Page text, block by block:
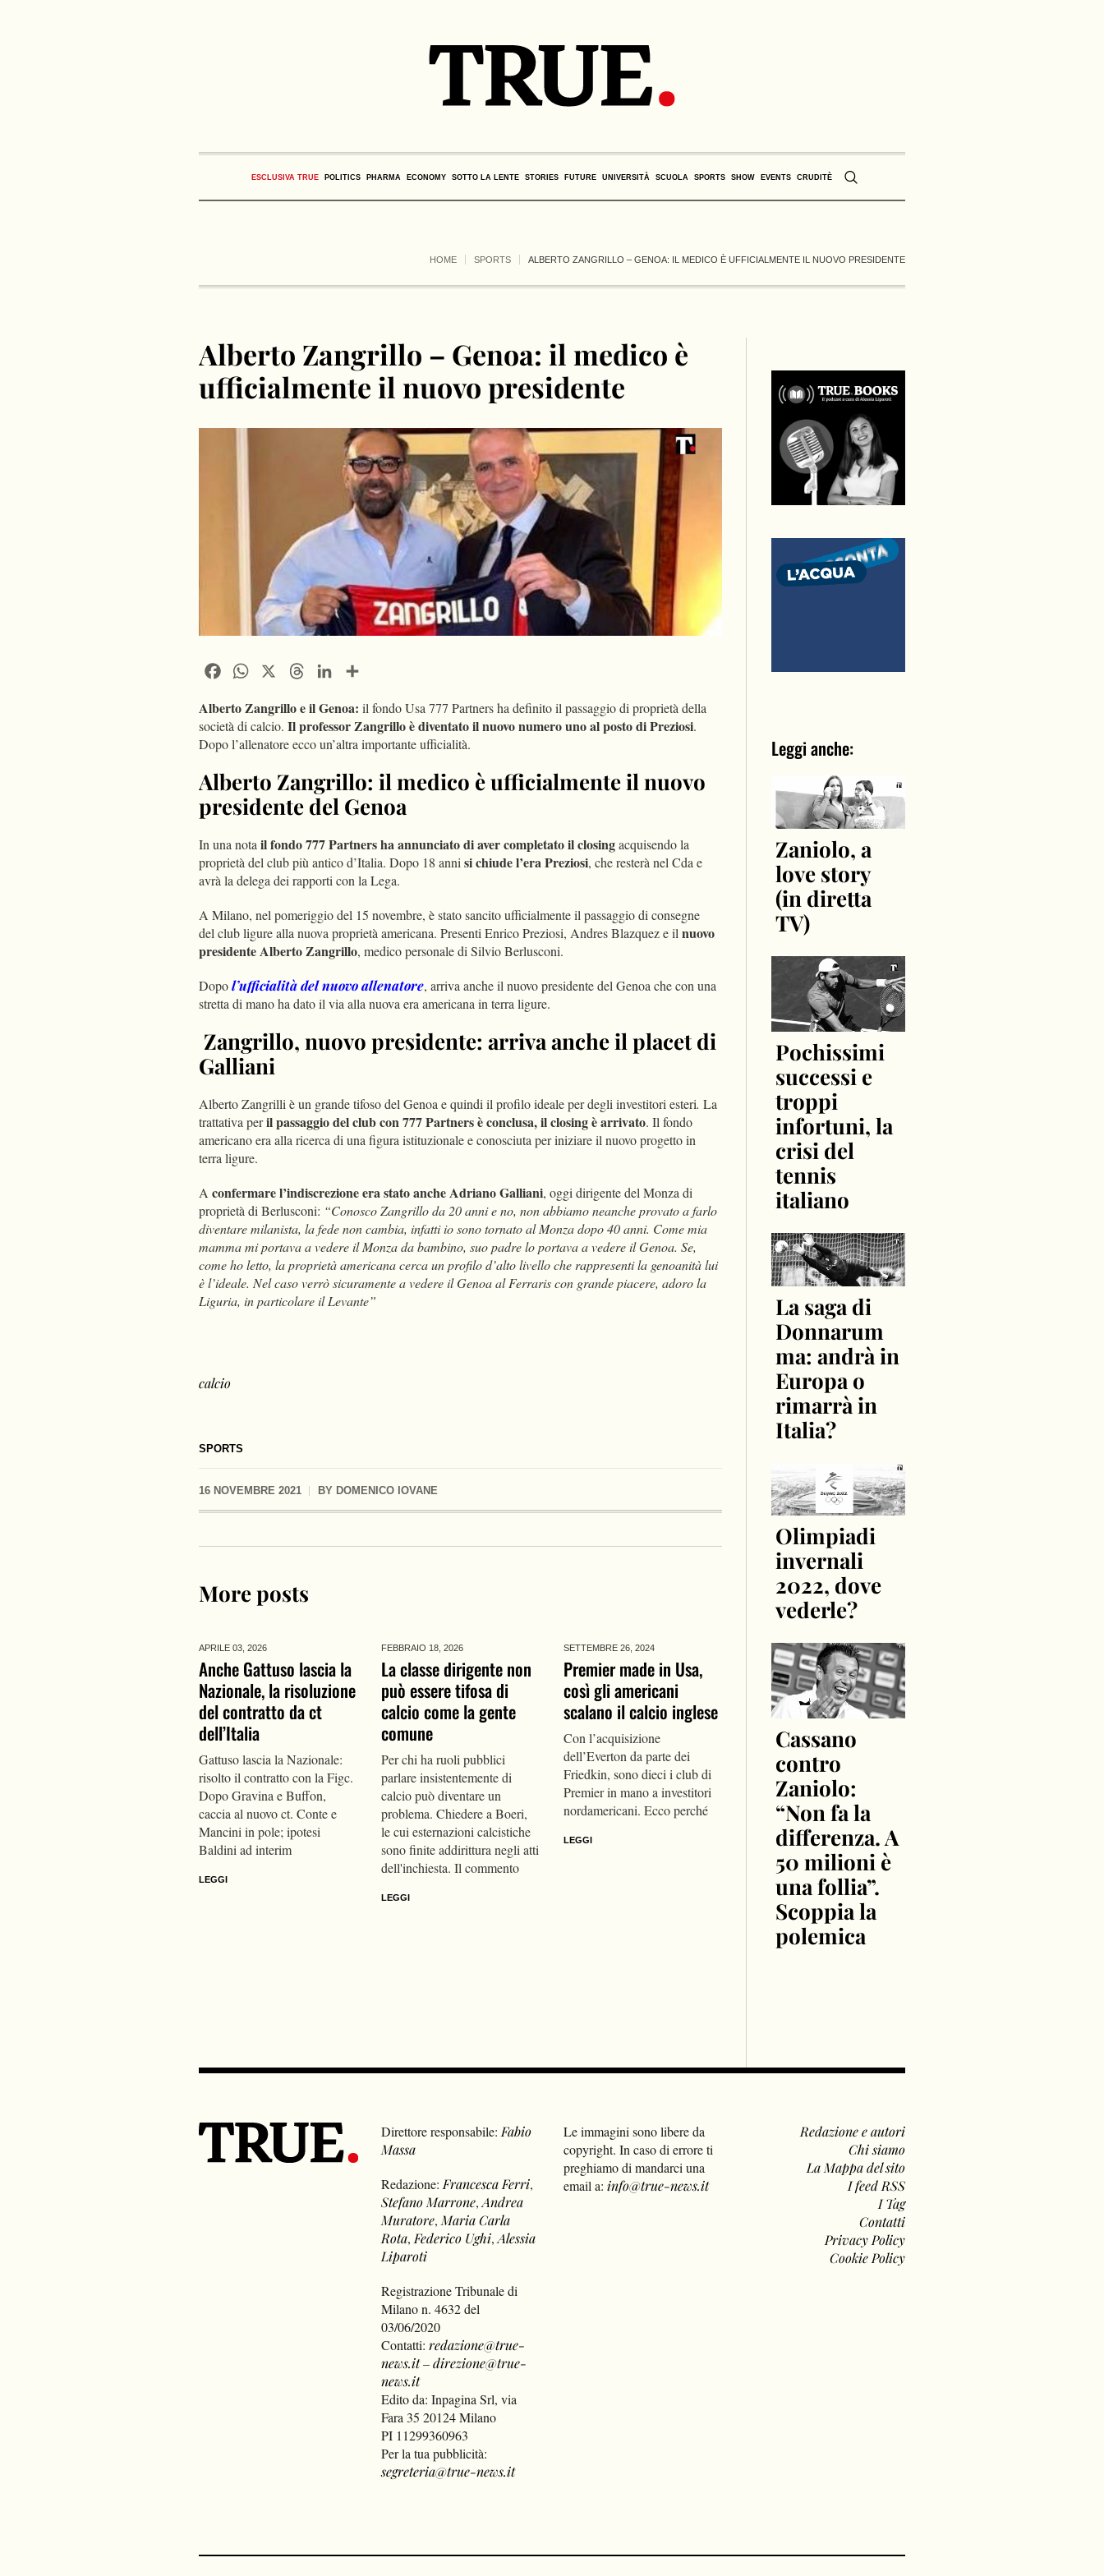
ESCLUSIVA TRUE POLITICS PHARMA ECONOMY SOTTO LA LENTE STORIES FUTURE UNIVERSITÀ SCUOLA SPORTS SHOW EVENTS CRUDITÈ
HOME SPORTS ALBERTO ZANGRILLO – GENOA: IL MEDICO È UFFICIALMENTE IL NUOVO PRESIDENTE
SPORTS
Alberto Zangrillo – Genoa: il medico è
ufficialmente il nuovo presidente
16 NOVEMBRE 2021 BY DOMENICO IOVANE
FacebookWhatsApp ThreadsLinkedIn
Alberto Zangrillo e il Genoa: il fondo Usa 777 Partners ha definito il passaggio di proprietà della
società di calcio. Il professor Zangrillo è diventato il nuovo numero uno al posto di Preziosi.
Dopo l’allenatore ecco un’altra importante ufficialità.
Alberto Zangrillo: il medico è ufficialmente il nuovo
presidente del Genoa
In una nota il fondo 777 Partners ha annunciato di aver completato il closingacquisendo la
proprietà del club più antico d’Italia. Dopo 18 anni si chiude l’era Preziosi, che resterà nel Cda e
avrà la delega dei rapporti con la Lega.
A Milano, nel pomeriggio del 15 novembre, è stato sancito ufficialmente il passaggio di consegne
del club ligure alla nuova proprietà americana. Presenti Enrico Preziosi, Andres Blazquez e il nuovo
presidente Alberto Zangrillo, medico personale di Silvio Berlusconi.
Dopol’ufficialità del nuovo allenatore, arriva anche il nuovo presidente del Genoa che con una
stretta di mano ha dato il via alla nuova era americana in terra ligure.
Zangrillo, nuovo presidente: arriva anche il placet di
Galliani
Alberto Zangrilli è un grande tifoso del Genoa e quindi il profilo ideale per degli investitori esteri. La
trattativa peril passaggio del club con 777 Partners è conclusa, il closing è arrivato. Il fondo
americano era alla ricerca di una figura istituzionale e conosciuta per iniziare il nuovo progetto in
terra ligure.
A confermare l’indiscrezione era stato anche Adriano Galliani, oggi dirigente del Monza di
proprietà di Berlusconi: “Conosco Zangrillo da 20 anni e no, non abbiamo neanche provato a farlo
diventare milanista, la fede non cambia, infatti io sono tornato al Monza dopo 40 anni. Come mia
mamma mi portava a vedere il Monza da bambino, suo padre lo portava a vedere il Genoa. Se,
come ho letto, la proprietà americana cerca un profilo d’alto livello che rappresenti la genoanità lui
è l’ideale. Nel caso verrò sicuramente a vedere il Genoa al Ferraris con grande piacere, adoro la
Liguria, in particolare il Levante”
calcio
More posts
APRILE 03, 2026
Anche Gattuso lascia la
Nazionale, la risoluzione
del contratto da ct
dell’Italia
Gattuso lascia la Nazionale:
risolto il contratto con la Figc.
Dopo Gravina e Buffon,
caccia al nuovo ct. Conte e
Mancini in pole; ipotesi
Baldini ad interim
LEGGI
FEBBRAIO 18, 2026
La classe dirigente non
può essere tifosa di
calcio come la gente
comune
Per chi ha ruoli pubblici
parlare insistentemente di
calcio può diventare un
problema. Chiedere a Boeri,
le cui esternazioni calcistiche
sono finite addirittura negli atti
dell'inchiesta. Il commento
LEGGI
SETTEMBRE 26, 2024
Premier made in Usa,
così gli americani
scalano il calcio inglese
Con l’acquisizione
dell’Everton da parte dei
Friedkin, sono dieci i club di
Premier in mano a investitori
nordamericani. Ecco perché
LEGGI
Leggi anche:
Zaniolo, a
love story
(in diretta
TV)
Pochissimi
successi e
troppi
infortuni, la
crisi del
tennis
italiano
La saga di
Donnarum
ma: andrà in
Europa o
rimarrà in
Italia?
Olimpiadi
invernali
2022, dove
vederle?
Cassano
contro
Zaniolo:
“Non fa la
differenza. A
50 milioni è
una follia”.
Scoppia la
polemica
Direttore responsabile:Fabio
Massa
Redazione:Francesca Ferri,
Stefano Marrone,Andrea
Muratore,Maria Carla
Rota,Federico Ughi,Alessia
Liparoti
Registrazione Tribunale di
Milano n. 4632 del
03/06/2020
Contatti:redazione@true-
news.it–direzione@true-
news.it
Edito da: Inpagina Srl, via
Fara 35 20124 Milano
PI 11299360963
Per la tua pubblicità:
segreteria@true-news.it
Le immagini sono libere da
copyright. In caso di errore ti
preghiamo di mandarci una
email a: info@true-news.it
Redazione e autori
Chi siamo
La Mappa del sito
I feed RSS
I Tag
Contatti
Privacy Policy
Cookie Policy